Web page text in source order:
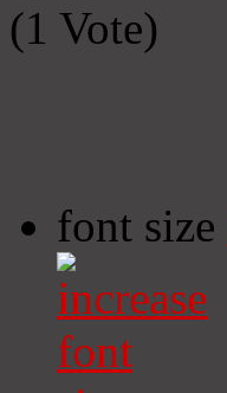
(1 Vote)
font size